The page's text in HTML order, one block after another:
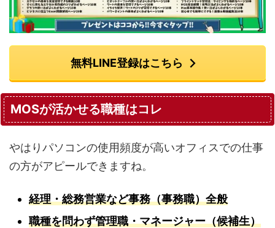
無料LINE登録はこちら
MOSが活かせる職種はコレ
やはりパソコンの使用頻度が高いオフィスでの仕事
の方がアピールできますね。
経理・総務営業など事務（事務職）全般
職種を問わず管理職・マネージャー（候補生）